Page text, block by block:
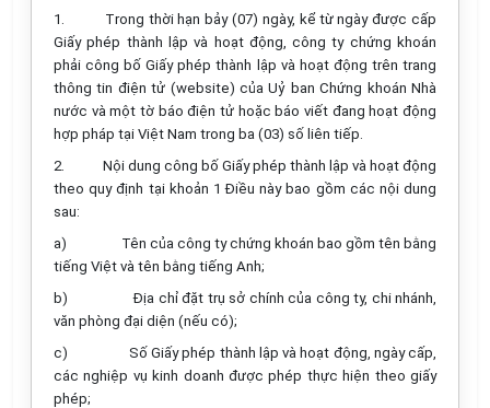
1.
Trong thời hạn bảy (07) ngày, kể từ ngày được cấp
Giấy phép thành lập và hoạt động, công ty chứng khoán
phải công bố Giấy phép thành lập và hoạt động trên trang
thông tin điện tử (website) của Uỷ ban Chứng khoán Nhà
nước và một tờ báo điện tử hoặc báo viết đang hoạt động
hợp pháp tại Việt Nam trong ba (03) số liên tiếp.
2.
Nội dung công bố Giấy phép thành lập và hoạt động
theo quy định tại khoản 1 Điều này bao gồm các nội dung
sau:
a)
Tên của công ty chứng khoán bao gồm tên bằng
tiếng Việt và tên bằng tiếng Anh;
b)
Địa chỉ đặt trụ sở chính của công ty, chi nhánh,
văn phòng đại diện (nếu có);
c)
Số Giấy phép thành lập và hoạt động, ngày cấp,
các nghiệp vụ kinh doanh được phép thực hiện theo giấy
phép;